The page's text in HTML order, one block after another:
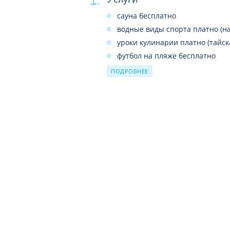
сауна бесплатно
водные виды спорта платно
уроки кулинарии платно
футбол на пляже бесплатно
теннисный корт бесплатно (2
ПОДРОБНЕЕ